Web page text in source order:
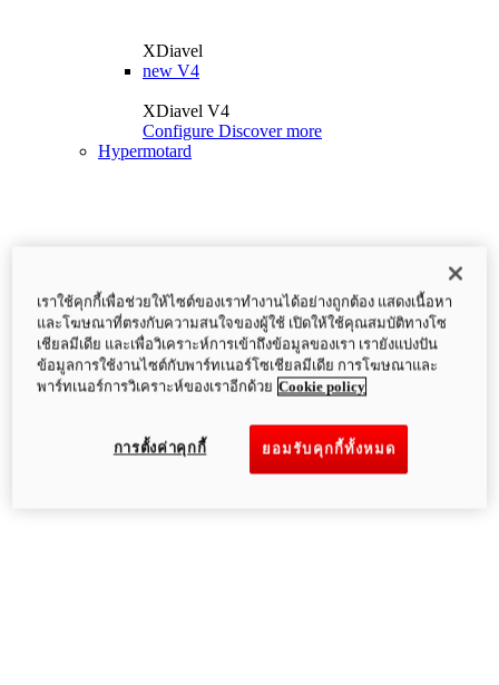
XDiavel
new V4
XDiavel V4
Configure Discover more
Hypermotard
เราใช้คุกกี้เพื่อช่วยให้ไซต์ของเราทำงานได้อย่างถูกต้อง แสดงเนื้อหา
และโฆษณาที่ตรงกับความสนใจของผู้ใช้ เปิดให้ใช้คุณสมบัติทางโซ
เชียลมีเดีย และเพื่อวิเคราะห์การเข้าถึงข้อมูลของเรา เรายังแบ่งปัน
ข้อมูลการใช้งานไซต์กับพาร์ทเนอร์โซเชียลมีเดีย การโฆษณาและ
พาร์ทเนอร์การวิเคราะห์ของเราอีกด้วย Cookie policy
ยอมรับคุกกี้ทั้งหมด
การตั้งค่าคุกกี้